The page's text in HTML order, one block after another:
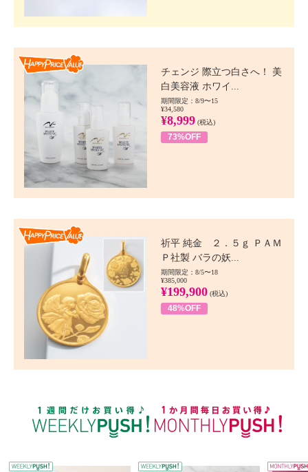
チェンジ 際立つ白さへ！ 美
白美容液 ホワイ...
期間限定：8/9〜15
¥34,580
¥8,999 (税込)
73%OFF
祈平 純金 ２．５ｇ ＰＡＭ
Ｐ社製 バラの妖...
期間限定：8/5〜18
¥385,000
¥199,900 (税込)
48%OFF
WEEKLY PUSH